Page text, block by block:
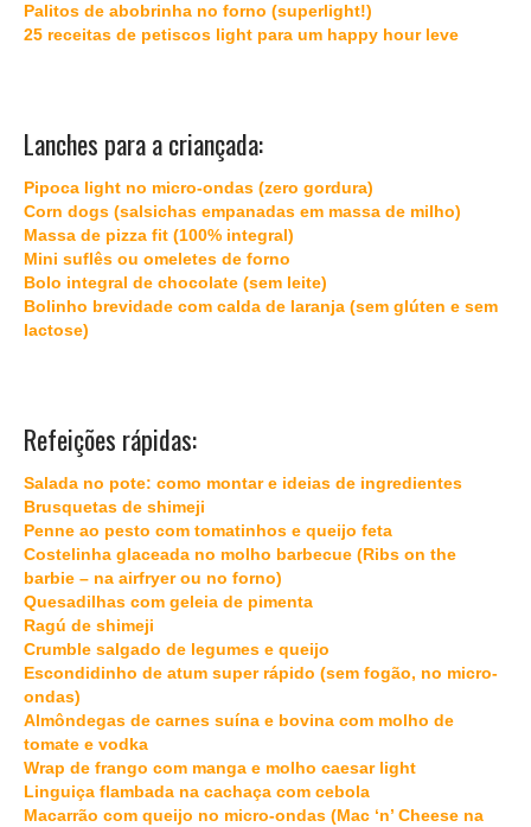
Palitos de abobrinha no forno (superlight!)
25 receitas de petiscos light para um happy hour leve
Lanches para a criançada:
Pipoca light no micro-ondas (zero gordura)
Corn dogs (salsichas empanadas em massa de milho)
Massa de pizza fit (100% integral)
Mini suflês ou omeletes de forno
Bolo integral de chocolate (sem leite)
Bolinho brevidade com calda de laranja (sem glúten e sem
lactose)
Refeições rápidas:
Salada no pote: como montar e ideias de ingredientes
Brusquetas de shimeji
Penne ao pesto com tomatinhos e queijo feta
Costelinha glaceada no molho barbecue (Ribs on the
barbie – na airfryer ou no forno)
Quesadilhas com geleia de pimenta
Ragú de shimeji
Crumble salgado de legumes e queijo
Escondidinho de atum super rápido (sem fogão, no micro-
ondas)
Almôndegas de carnes suína e bovina com molho de
tomate e vodka
Wrap de frango com manga e molho caesar light
Linguiça flambada na cachaça com cebola
Macarrão com queijo no micro-ondas (Mac ‘n’ Cheese na